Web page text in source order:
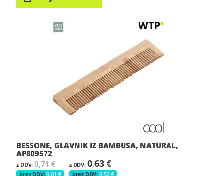
BESSONE, GLAVNIK IZ BAMBUSA, NATURAL,
AP809572
0,74 €
0,61 €
0,63 €
0,52 €